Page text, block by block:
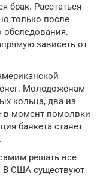
брак. Расстаться
только после
обследования.
зависеть от
Молодоженам
кольца, два из
в момент помолвки
банкета станет
решать все
В США существуют